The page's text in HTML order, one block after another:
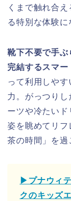
くまで触れ合
る特別な体験に
靴下不要で手
完結するスマ
って利用しや
力。がっつり
ーツや冷たい
姿を眺めてリ
茶の時間」を過
▶プナウィ
クのキッズ